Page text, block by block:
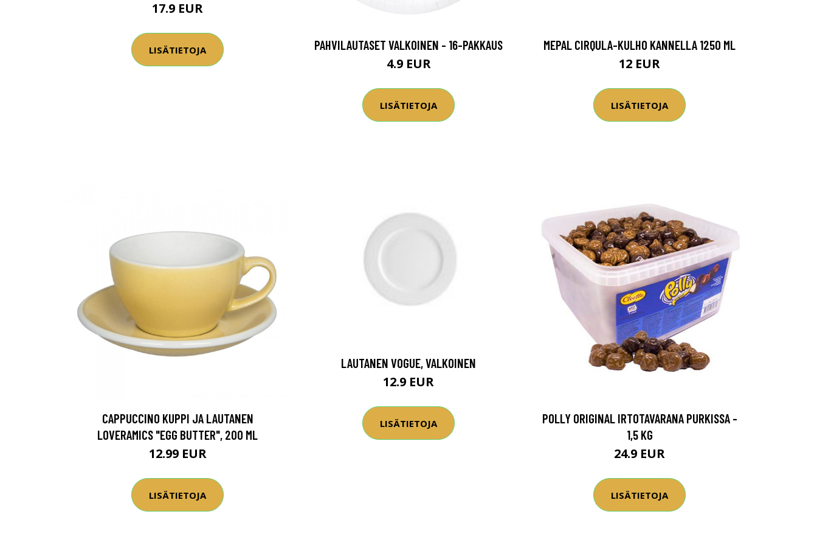
17.9 EUR
LISÄTIETOJA PAHVILAUTASET VALKOINEN - 16-PAKKAUS
4.9 EUR
LISÄTIETOJA
MEPAL CIRQULA-KULHO KANNELLA 1250 ML
12 EUR
LISÄTIETOJA
CAPPUCCINO KUPPI JA LAUTANEN
LOVERAMICS "EGG BUTTER", 200 ML
12.99 EUR
LISÄTIETOJA
LAUTANEN VOGUE, VALKOINEN
12.9 EUR
LISÄTIETOJA
POLLY ORIGINAL IRTOTAVARANA PURKISSA -
1,5 KG
24.9 EUR
LISÄTIETOJA